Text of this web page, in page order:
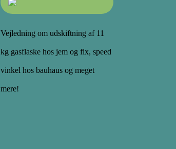
Vejledning om udskiftning af 11
kg gasflaske hos jem og fix, speed
vinkel hos bauhaus og meget
mere!